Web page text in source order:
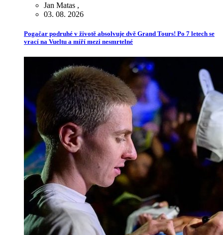
Jan Matas ,
03. 08. 2026
Pogačar podruhé v životě absolvuje dvě Grand Tours! Po 7 letech se
vrací na Vueltu a míří mezi nesmrtelné